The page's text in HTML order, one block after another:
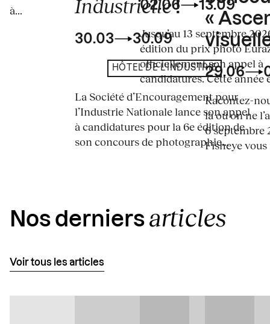
à...
Industrielle!
30.03 30.09
HÔTEL DE L'INDUSTRIE
La Société d’Encouragement pour
l’Industrie Nationale lance son appel
à candidatures pour la 6e édition de
son concours de photographie...
02.06 13.09
Jusqu’au 13 septembre
édition du prix photo
officiellement son appel à
candidatures. Cette année
«
29.06
Racontez-
là où on ne
6 septembre
Fisheye
Nos derniers articles
Voir tous les articles